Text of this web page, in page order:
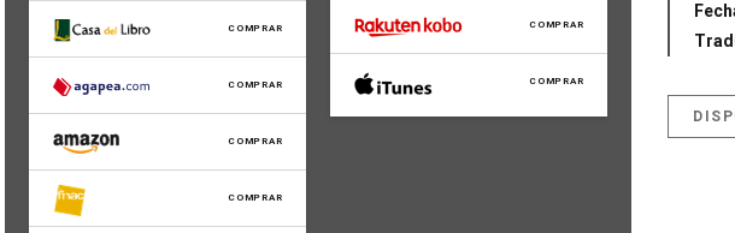
COMPRAR
COMPRAR
COMPRAR
COMPRAR
COMPRAR
COMPRAR